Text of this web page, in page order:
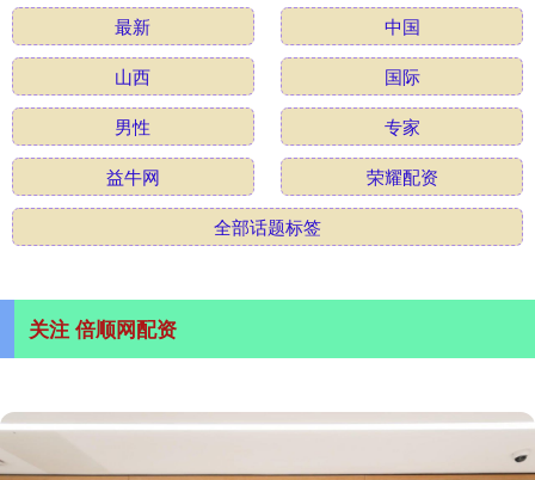
最新
中国
山西
国际
男性
专家
益牛网
荣耀配资
全部话题标签
关注 倍顺网配资